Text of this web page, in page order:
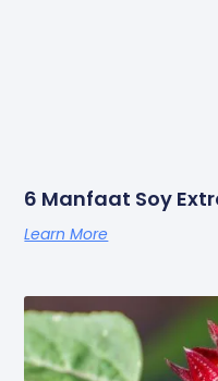
6 Manfaat Soy
Learn More